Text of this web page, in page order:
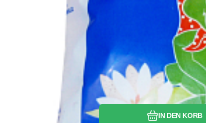
IN DEN KORB
Favorit
Vergleichen